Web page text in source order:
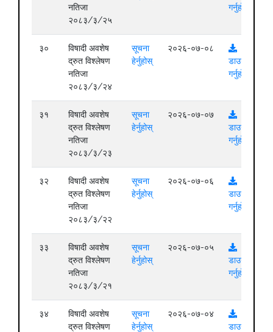
नतिजा
२०८३/३/२५
गर्नुहोस्
३०
विषादी अवशेष
द्रुत विश्लेषण
नतिजा
२०८३/३/२४
सूचना
हेर्नुहोस्
२०२६-०७-०८
डाउनलोड
गर्नुहोस्
३१
विषादी अवशेष
द्रुत विश्लेषण
नतिजा
२०८३/३/२३
सूचना
हेर्नुहोस्
२०२६-०७-०७
डाउनलोड
गर्नुहोस्
३२
विषादी अवशेष
द्रुत विश्लेषण
नतिजा
२०८३/३/२२
सूचना
हेर्नुहोस्
२०२६-०७-०६
डाउनलोड
गर्नुहोस्
३३
विषादी अवशेष
द्रुत विश्लेषण
नतिजा
२०८३/३/२१
सूचना
हेर्नुहोस्
२०२६-०७-०५
डाउनलोड
गर्नुहोस्
३४
विषादी अवशेष
द्रुत विश्लेषण
सूचना
हेर्नुहोस्
२०२६-०७-०४
डाउनलोड